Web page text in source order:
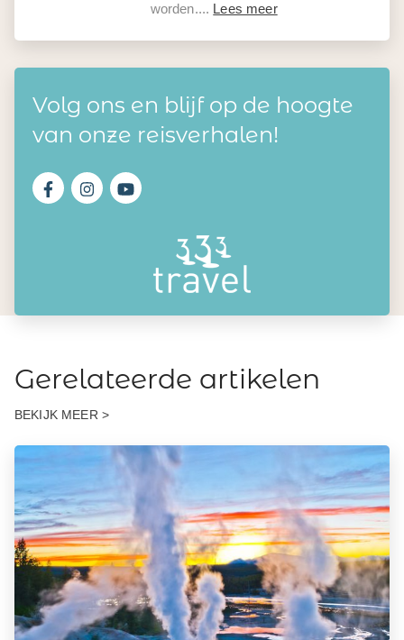
worden.... Lees meer
Volg ons en blijf op de hoogte
van onze reisverhalen!
Gerelateerde artikelen
BEKIJK MEER >